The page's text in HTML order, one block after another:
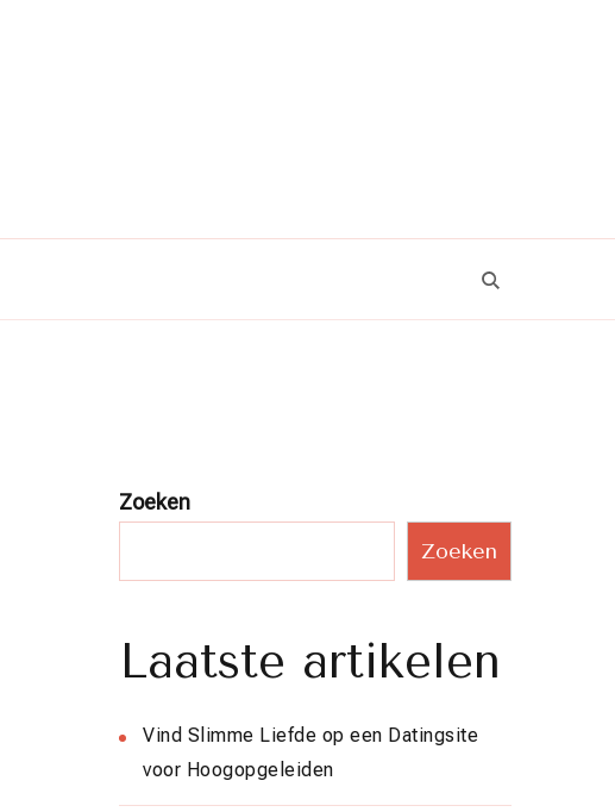
Zoeken
Zoeken
Laatste artikelen
Vind Slimme Liefde op een Datingsite
voor Hoogopgeleiden